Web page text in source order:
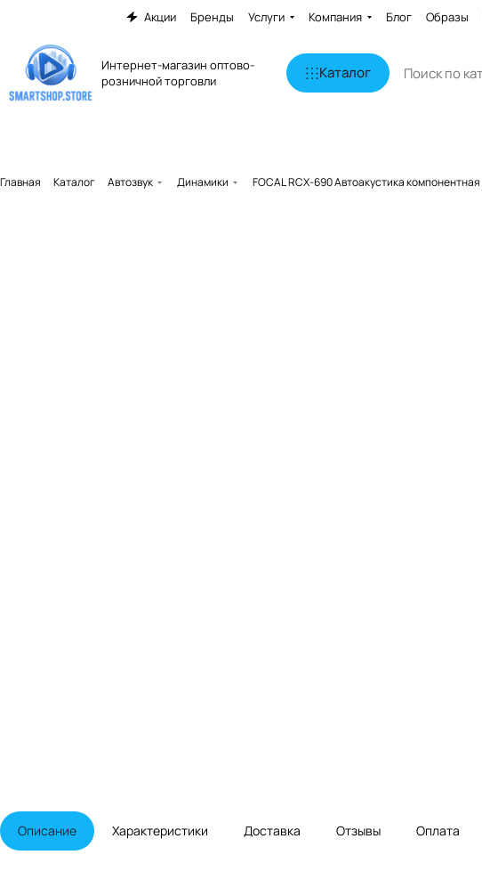
Акции Бренды Услуги Компания Блог Образы
Интернет-магазин оптово-
розничной торговли
Каталог
Главная Каталог Автозвук Динамики FOCAL RCX-690 Автоакустика компонентная
Описание Характеристики Доставка Отзывы Оплата